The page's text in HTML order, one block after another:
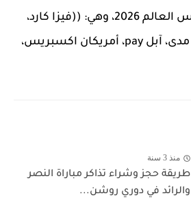
الآسيوي المؤهل لكأس العالم 2026، وهي: ((فيزا كارد،
ماستر كارد، بطاقات مدى، آبل pay، أمريكان اكسبريس،
منذ 3 سنة
طريقة حجز وشراء تذاكر مباراة النصر
والرائد في دوري روشن...